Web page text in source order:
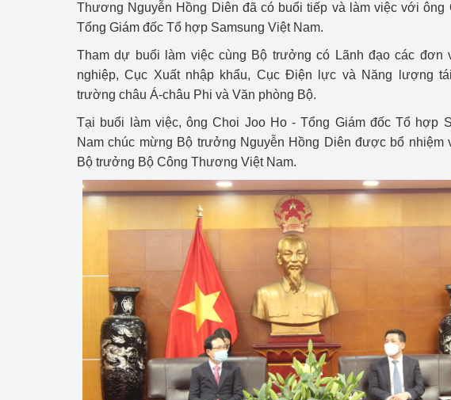
Công Thương - Công luận
Họp báo
Thông cáo báo
Điểm báo
Chuyển đổi số
Lịch sử phát triển
Bản tin Thị trường Nông Lâm Thủy
Phát triển nguồn nhân lực
Phát triển bền vững
Tổ chức kiểm định
Tổ chức kiểm
Tổ chức được
động kiểm
làm việc ở môi
hiểm khí, bụi nổ
Cơ sở sản
LPG
Văn hóa ngành Công Thương
Tái cơ cấu ngành Công Thương
Quản lý thị trường
Sử dụng năng lượng tiết kiệm và
hiệu quả
Hiệu quả năng
Thương Nguyễn Hồng Diên đã có buổi tiếp và làm việc với ông
Tổng Giám đốc Tổ hợp Samsung Việt Nam.
Tham dự buổi làm việc cùng Bộ trưởng có Lãnh đạo các đơn
nghiệp, Cục Xuất nhập khẩu, Cục Điện lực và Năng lượng
trường châu Á-châu Phi và Văn phòng Bộ.
Tại buổi làm việc, ông Choi Joo Ho - Tổng Giám đốc Tổ hợp
Nam chúc mừng Bộ trưởng Nguyễn Hồng Diên được bổ nhiệm
Bộ trưởng Bộ Công Thương Việt Nam.